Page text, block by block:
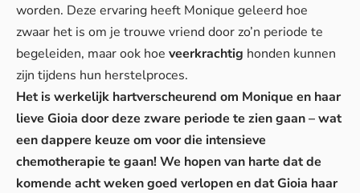
worden. Deze ervaring heeft Monique geleerd hoe
zwaar het is om je trouwe vriend door zo’n periode te
begeleiden, maar ook hoe veerkrachtig honden kunnen
zijn tijdens hun herstelproces.
Het is werkelijk hartverscheurend om Monique en haar
lieve Gioia door deze zware periode te zien gaan – wat
een dappere keuze om voor die intensieve
chemotherapie te gaan! We hopen van harte dat de
komende acht weken goed verlopen en dat Gioia haar